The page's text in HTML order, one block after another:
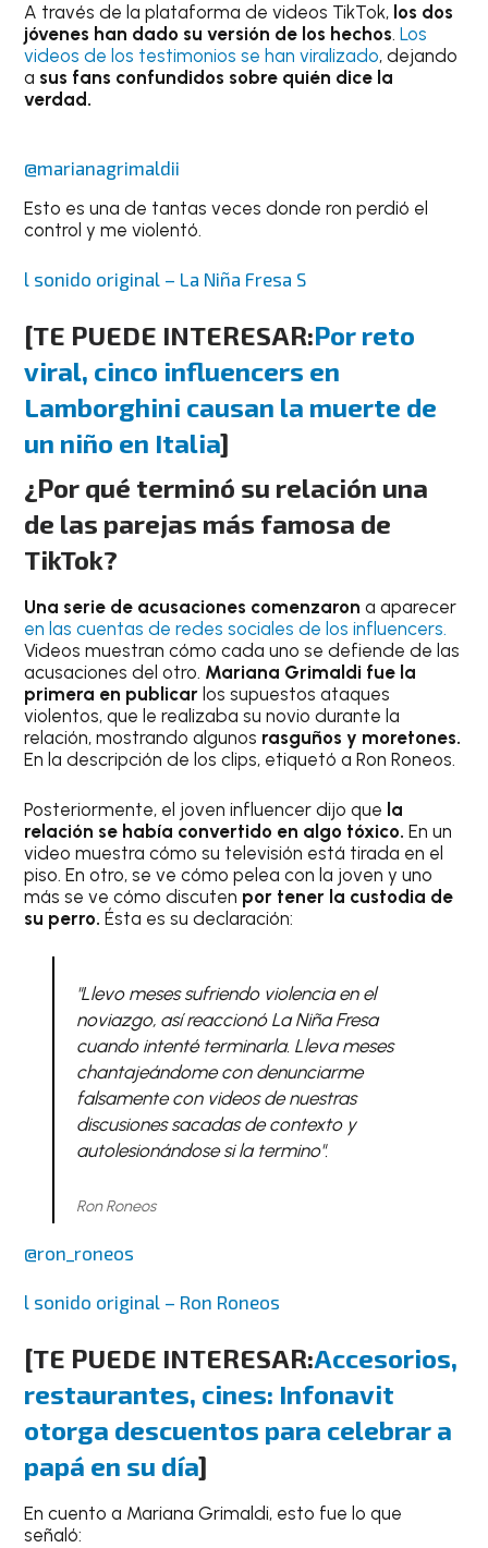
A través de la plataforma de videos TikTok, los dos
jóvenes han dado su versión de los hechos.Los
videos de los testimonios se han viralizado, dejando
a sus fans confundidos sobre quién dice la
verdad.
@marianagrimaldii
Esto es una de tantas veces donde ron perdió el
control y me violentó.
l sonido original – La Niña Fresa S
[TE PUEDE INTERESAR:Por reto
viral, cinco influencers en
Lamborghini causan la muerte de
un niño en Italia]
¿Por qué terminó su relación una
de las parejas más famosa de
TikTok?
Una serie de acusaciones comenzarona aparecer
en las cuentas de redes sociales de los influencers.
Videos muestran cómo cada uno se defiende de las
acusaciones del otro. Mariana Grimaldi fue la
primera en publicar los supuestos ataques
violentos, que le realizaba su novio durante la
relación, mostrando algunos rasguños y moretones.
En la descripción de los clips, etiquetó a Ron Roneos.
Posteriormente, el joven influencer dijo que la
relación se había convertido en algo tóxico.En un
video muestra cómo su televisión está tirada en el
piso. En otro, se ve cómo pelea con la joven y uno
más se ve cómo discuten por tener la custodia de
su perro. Ésta es su declaración:
"Llevo meses sufriendo violencia en el
noviazgo, así reaccionó La Niña Fresa
cuando intenté terminarla. Lleva meses
chantajeándome con denunciarme
falsamente con videos de nuestras
discusiones sacadas de contexto y
autolesionándose si la termino".
Ron Roneos
@ron_roneos
l sonido original – Ron Roneos
[TE PUEDE INTERESAR:Accesorios,
restaurantes, cines: Infonavit
otorga descuentos para celebrar a
papá en su día]
En cuento a Mariana Grimaldi, esto fue lo que
señaló: